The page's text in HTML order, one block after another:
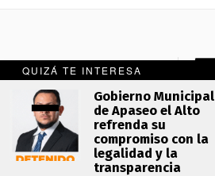
QUIZÁ TE INTERESA
Gobierno Municipal
de Apaseo el Alto
refrenda su
compromiso con la
legalidad y la
transparencia